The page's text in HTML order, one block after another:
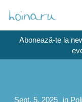
Abonează-te la
Sept. 5, 2025 in